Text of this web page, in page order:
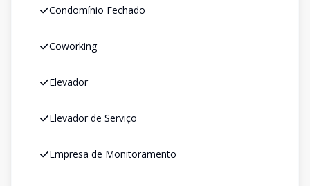
Condomínio Fechado
Coworking
Elevador
Elevador de Serviço
Empresa de Monitoramento